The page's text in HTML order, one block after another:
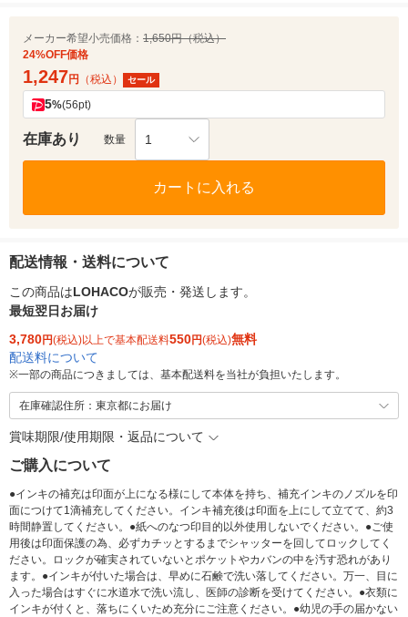
メーカー希望小売価格： 1,650円（税込）
24%OFF価格
1,247円 （税込） セール
5%(56pt)
在庫あり 数量 1
カートに入れる
配送情報・送料について
この商品はLOHACOが販売・発送します。
最短翌日お届け
3,780円(税込)以上で基本配送料550円(税込)無料
配送料について
※一部の商品につきましては、基本配送料を当社が負担いたします。
在庫確認住所：東京都にお届け
賞味期限/使用期限・返品について
ご購入について
●インキの補充は印面が上になる様にして本体を持ち、補充インキのノズルを印
面につけて1滴補充してください。インキ補充後は印面を上にして立てて、約3
時間静置してください。●紙へのなつ印目的以外使用しないでください。●ご使
用後は印面保護の為、必ずカチッとするまでシャッターを回してロックしてく
ださい。ロックが確実されていないとポケットやカバンの中を汚す恐れがあり
ます。●インキが付いた場合は、早めに石鹸で洗い落してください。万一、目に
入った場合はすぐに水道水で洗い流し、医師の診断を受けてください。●衣類に
インキが付くと、落ちにくいため充分にご注意ください。●幼児の手の届かない